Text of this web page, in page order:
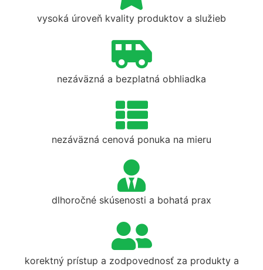
vysoká úroveň kvality produktov a služieb
nezáväzná a bezplatná obhliadka
nezáväzná cenová ponuka na mieru
dlhoročné skúsenosti a bohatá prax
korektný prístup a zodpovednosť za produkty a